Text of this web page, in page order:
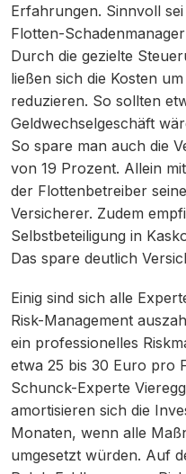
Erfahrungen. Sinnvoll
Flotten-
Durch die gezielte
ließen sich die Kosten
reduzieren. So sollten
Geldwechselgeschäft
So spare man auch die
von 19 Prozent. Allein
der Flottenbetreiber
Versicherer. Zudem
Selbstbeteiligung in
Das spare deutlich
Einig sind sich alle
Risk-Management
ein professionelles
etwa 25 bis 30 Euro pro
Schunck-Experte
amortisieren sich die
Monaten, wenn alle
umgesetzt würden. Auf